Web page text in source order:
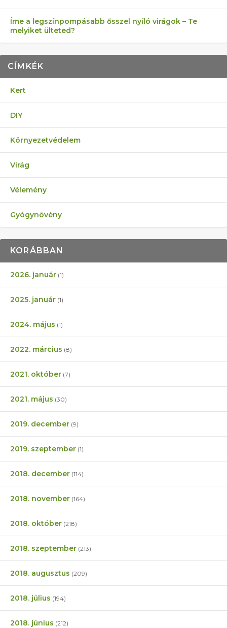
Íme a legszínpompásabb ősszel nyíló virágok – Te
melyiket ülteted?
CÍMKÉK
Kert
DIY
Környezetvédelem
Virág
Vélemény
Gyógynövény
KORÁBBAN
2026. január (1)
2025. január (1)
2024. május (1)
2022. március (8)
2021. október (7)
2021. május (30)
2019. december (9)
2019. szeptember (1)
2018. december (114)
2018. november (164)
2018. október (218)
2018. szeptember (213)
2018. augusztus (209)
2018. július (194)
2018. június (212)